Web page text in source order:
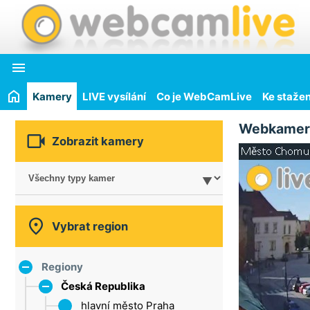

Kamery LIVE vysílání Co je WebCamLive Ke
 Zobrazit kamery
 Vybrat region
Regiony
Česká Republika
hlavní město Praha